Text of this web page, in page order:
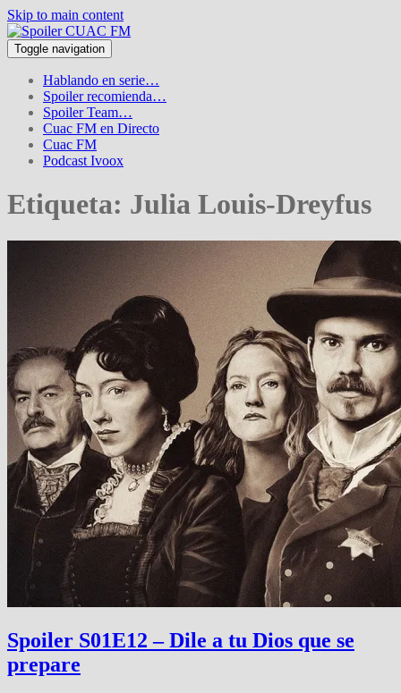
Skip to main content
Toggle navigation
Hablando en serie…
Spoiler recomienda…
Spoiler Team…
Cuac FM en Directo
Cuac FM
Podcast Ivoox
Etiqueta: Julia Louis-Dreyfus
Spoiler S01E12 – Dile a tu Dios que se
prepare